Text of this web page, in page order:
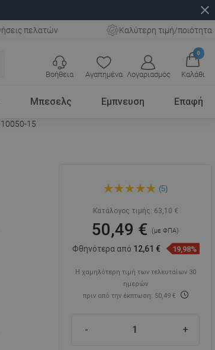
close
πελατών Καλύτερη τιμή/ποιότητα
Αγαπημένα Λογαριασμός
0
Καλάθι
Βοήθεια
Μπεσελς Εμπνευση Επαφή
15
αποστράγγιση 2 σε 1 50 εκ,
(5)
Κατάλογος τιμής: 63,10 €
50,49 €(με ΦΠΑ)
Φθηνότερα από 12,61 € 19,98%
Η χαμηλότερη τιμή των τελευταίων 30
ημερών
πριν από την έκπτωση: 50,49 €
- +